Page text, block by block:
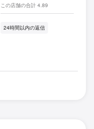
この店舗の合計 4.89
24時間以内の返信